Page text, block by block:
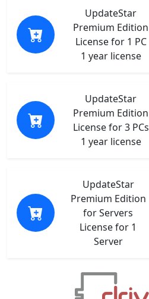
UpdateStar
Premium Edition
License for 1 PC
1 year license
UpdateStar
Premium Edition
License for 3 PCs
1 year license
UpdateStar
Premium Edition
for Servers
License for 1
Server